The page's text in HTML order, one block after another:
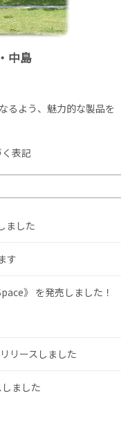
中島
るよう、魅力的な製品を
表記
ました
す
》 を発売しました！
リースしました
ました